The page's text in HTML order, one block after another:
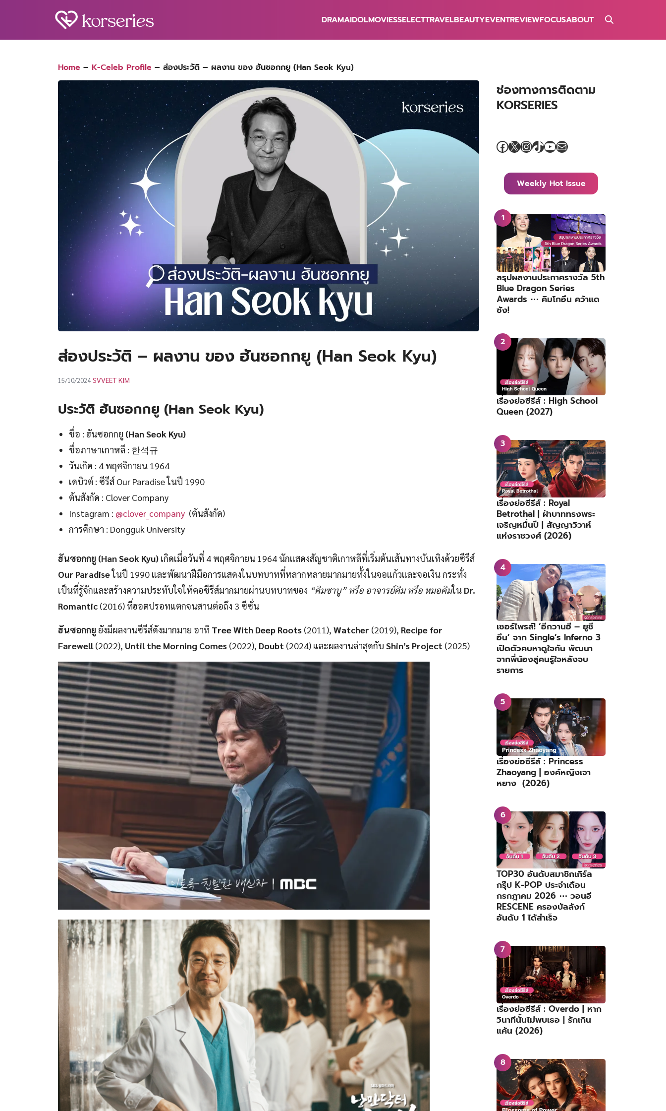
DRAMAIDOLMOVIESSELECTTRAVELBEAUTYEVENTREVIEWFOCUSABOUT
Home – K-Celeb Profile – ส่องประวัติ – ผลงาน ของ ฮันซอกกยู (Han Seok Kyu)
ส่องประวัติ – ผลงาน ของ ฮันซอกกยู (Han Seok Kyu)
15/10/2024 SVVEET KIM
ประวัติ ฮันซอกกยู (Han Seok Kyu)
ชื่อ : ฮันซอกกยู (Han Seok Kyu)
ชื่อภาษาเกาหลี : 한석규
วันเกิด : 4 พฤศจิกายน 1964
เดบิวต์ : ซีรีส์ Our Paradise ในปี 1990
ต้นสังกัด : Clover Company
Instagram : @clover_company(ต้นสังกัด)
การศึกษา : Dongguk University
ฮันซอกกยู (Han Seok Kyu) เกิดเมื่อวันที่ 4 พฤศจิกายน 1964 นักแสดงสัญชาติเกาหลีที่เริ่มต้นเส้นทางบันเทิงด้วยซีรีส์
Our Paradiseในปี 1990 และพัฒนาฝีมือการแสดงในบทบาทที่หลากหลายมากมายทั้งในจอแก้วและจอเงิน กระทั่ง
เป็นที่รู้จักและสร้างความประทับใจให้คอซีรีส์มากมายผ่านบทบาทของ “คิมซาบู” หรือ อาจารย์คิม หรือ หมอคิมใน Dr.
Romantic (2016) ที่ฮอตปรอทแตกจนสานต่อถึง 3 ซีซั่น
ฮันซอกกยู ยังมีผลงานซีรีส์ดังมากมาย อาทิ Tree With Deep Roots (2011), Watcher (2019), Recipe for
Farewell(2022), Until the Morning Comes (2022), Doubt (2024) และผลงานล่าสุดกับ Shin’s Project (2025)
ช่องทางการติดตาม
KORSERIES
Facebook
X Instagram
TikTok
YouTube
Mail
Weekly Hot Issue
สรุปผลงานประกาศรางวัล 5th
Blue Dragon Series
Awards ⋯ คิมโกอึน คว้าแด
ซัง!
เรื่องย่อซีรีส์ : High School
Queen (2027)
เรื่องย่อซีรีส์ : Royal
Betrothal | ฝ่าบาททรงพระ
เจริญหมื่นปี | สัญญาวิวาห์
แห่งราชวงศ์ (2026)
เซอร์ไพรส์! ‘อีกวานฮี – ยูชี
อึน’ จาก Single’s Inferno 3
เปิดตัวคบหาดูใจกัน พัฒนา
จากพี่น้องสู่คนรู้ใจหลังจบ
รายการ
เรื่องย่อซีรีส์ : Princess
Zhaoyang | องค์หญิงเจา
หยาง (2026)
TOP30 อันดับสมาชิกเกิร์ล
กรุ๊ป K-POP ประจำเดือน
กรกฎาคม 2026 ⋯ วอนอี
RESCENE ครองบัลลังก์
อันดับ 1 ได้สำเร็จ
เรื่องย่อซีรีส์ : Overdo | หาก
วินาทีนั้นไม่พบเธอ | รักเกิน
แค้น (2026)